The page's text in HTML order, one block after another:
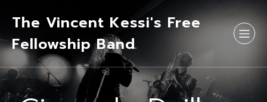
The Vincent Kessi's Free
Fellowship Band